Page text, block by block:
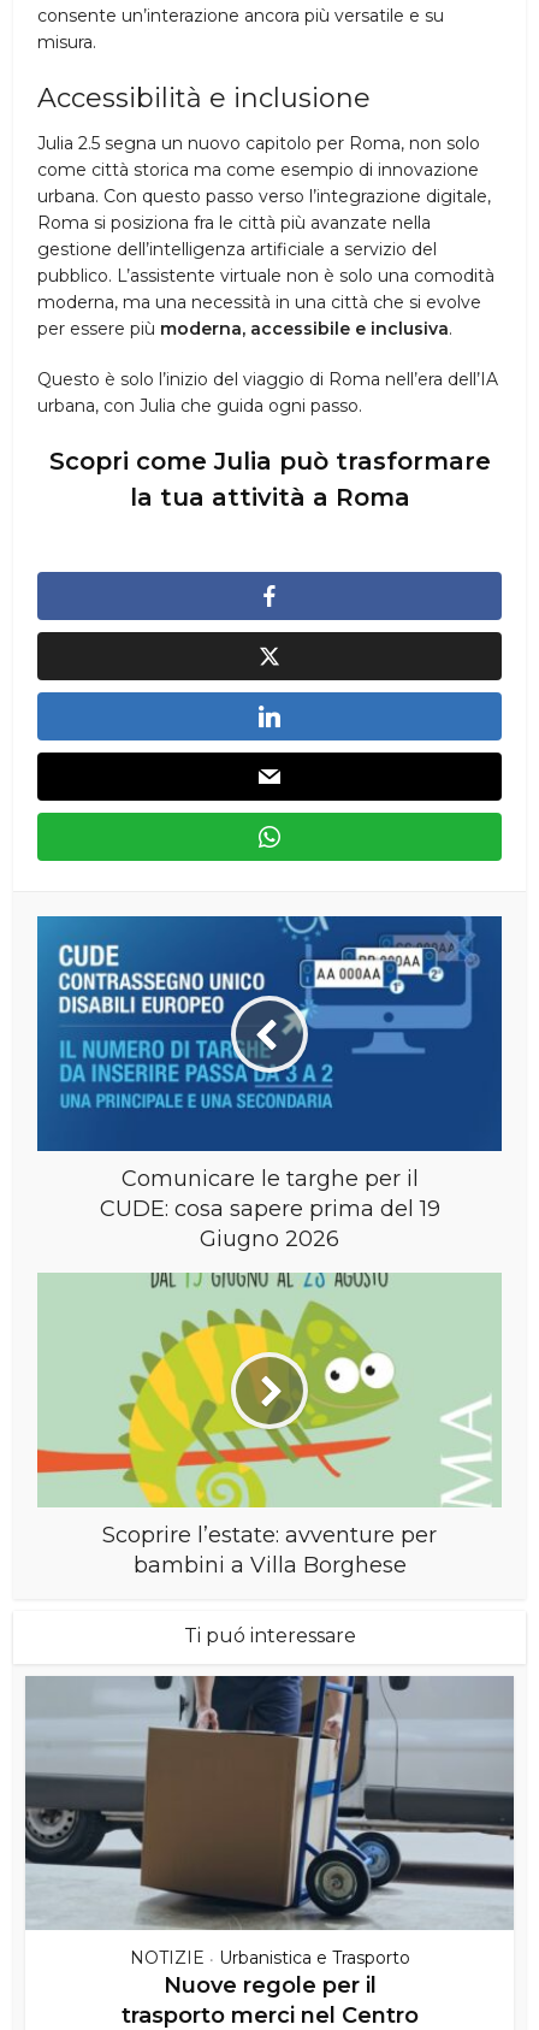
consente un’interazione ancora più versatile e su
misura.
Accessibilità e inclusione
Julia 2.5 segna un nuovo capitolo per Roma, non solo
come città storica ma come esempio di innovazione
urbana. Con questo passo verso l’integrazione digitale,
Roma si posiziona fra le città più avanzate nella
gestione dell’intelligenza artificiale a servizio del
pubblico. L’assistente virtuale non è solo una comodità
moderna, ma una necessità in una città che si evolve
per essere più moderna, accessibile e inclusiva.
Questo è solo l’inizio del viaggio di Roma nell’era dell’IA
urbana, con Julia che guida ogni passo.
Scopri come Julia può trasformare
la tua attività a Roma
Comunicare le targhe per il
CUDE: cosa sapere prima del 19
Giugno 2026
Scoprire l’estate: avventure per
bambini a Villa Borghese
Ti puó interessare
NOTIZIE • Urbanistica e Trasporto
Nuove regole per il
trasporto merci nel Centro